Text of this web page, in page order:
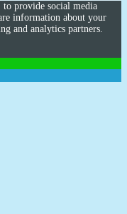
to provide social media
information about your
and analytics partners.